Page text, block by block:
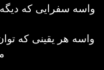
واسه سفرایی که
واسه هر یقینی که